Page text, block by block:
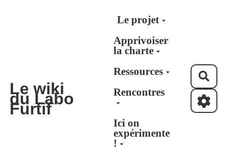
Aller au contenu principal
Le wiki
du Labo
Furtif
Le projet
Apprivoiser
la charte
Ressources
Rencontres
Ici on
expérimente
!